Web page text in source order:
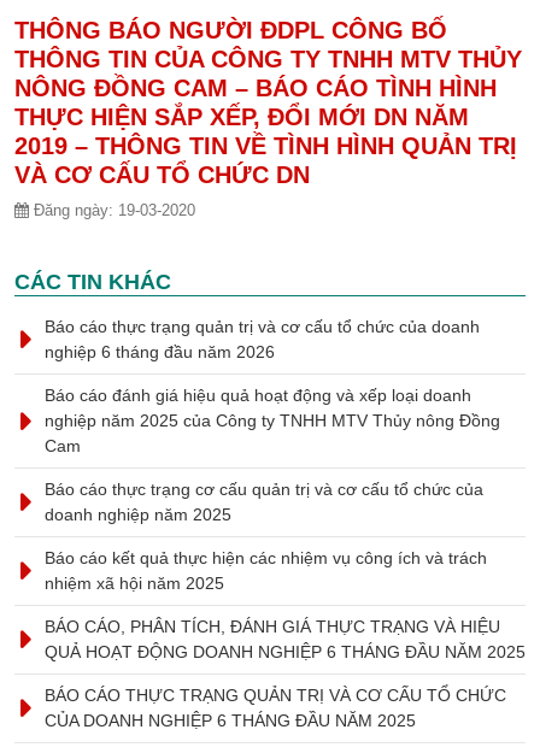
THÔNG BÁO NGƯỜI ĐDPL CÔNG BỐ
THÔNG TIN CỦA CÔNG TY TNHH MTV THỦY
NÔNG ĐỒNG CAM – BÁO CÁO TÌNH HÌNH
THỰC HIỆN SẮP XẾP, ĐỔI MỚI DN NĂM
2019 – THÔNG TIN VỀ TÌNH HÌNH QUẢN TRỊ
VÀ CƠ CẤU TỔ CHỨC DN
Đăng ngày: 19-03-2020
CÁC TIN KHÁC
Báo cáo thực trạng quản trị và cơ cấu tổ chức của doanh
nghiệp 6 tháng đầu năm 2026
Báo cáo đánh giá hiệu quả hoạt động và xếp loại doanh
nghiệp năm 2025 của Công ty TNHH MTV Thủy nông Đồng
Cam
Báo cáo thực trạng cơ cấu quản trị và cơ cấu tổ chức của
doanh nghiệp năm 2025
Báo cáo kết quả thực hiện các nhiệm vụ công ích và trách
nhiệm xã hội năm 2025
BÁO CÁO, PHÂN TÍCH, ĐÁNH GIÁ THỰC TRẠNG VÀ HIỆU
QUẢ HOẠT ĐỘNG DOANH NGHIỆP 6 THÁNG ĐẦU NĂM 2025
BÁO CÁO THỰC TRẠNG QUẢN TRỊ VÀ CƠ CẤU TỔ CHỨC
CỦA DOANH NGHIỆP 6 THÁNG ĐẦU NĂM 2025